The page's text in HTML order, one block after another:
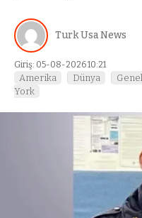
Turk Usa News
Giriş: 05-08-2026 10:21
Amerika Dünya Genel
York